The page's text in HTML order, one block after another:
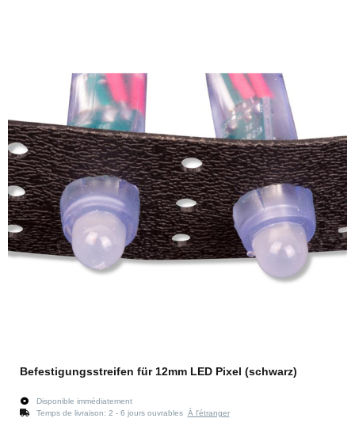
Befestigungsstreifen für 12mm LED Pixel (schwarz)
Disponible immédiatement
Temps de livraison: 2 - 6 jours ouvrables À l'étranger